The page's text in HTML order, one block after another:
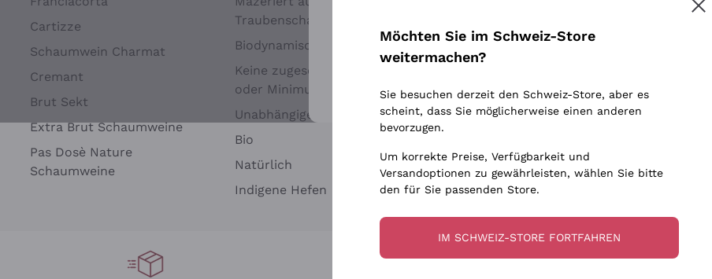
Cartizze
Schaumwein Charmat
Cremant
Brut Sekt
Extra Brut Schaumweine
Pas Dosè Nature
Schaumweine
Traubenschalen
Biodynamisch
Keine zugesetzten Sulfite
oder Minimum
Unabhängige Weinbauern
Bio
Natürlich
Indigene Hefen
Biondi Santi
Argiolas
Zenato
Ca' dei Frati
Chardonnay
Weitere Informationen finden Sie in unserem Datenschutz-Bestimmungen
Möchten Sie im Schweiz-Store
weitermachen?
Sie besuchen derzeit den Schweiz-Store, aber es
scheint, dass Sie möglicherweise einen anderen
bevorzugen.
Um korrekte Preise, Verfügbarkeit und
Versandoptionen zu gewährleisten, wählen Sie bitte
den für Sie passenden Store.
IM SCHWEIZ-STORE FORTFAHREN